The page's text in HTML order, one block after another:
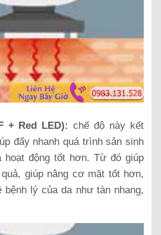
+ Red LED): chế độ này kết
đẩy nhanh quá trình sản sinh
hoạt động tốt hơn. Từ đó giúp
giúp nâng cơ mặt tốt hơn,
bệnh lý của da như tàn nhang,